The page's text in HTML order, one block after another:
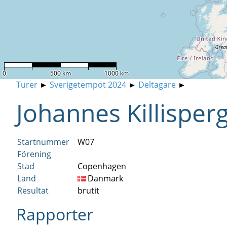
0 500 km 1000 km
Turer ► Sverigetempot 2024 ► Deltagare ►
Johannes
Startnummer
W07
Förening
Stad
Copenhagen
Land
Danmark
Resultat
brutit
Rapporter